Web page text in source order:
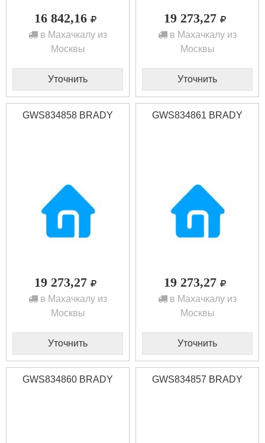
16 842,16
в Махачкалу из
Москвы
Уточнить
19 273,27
в Махачкалу из
Москвы
Уточнить
GWS834858 BRADY
19 273,27
в Махачкалу из
Москвы
Уточнить
GWS834861 BRADY
19 273,27
в Махачкалу из
Москвы
Уточнить
GWS834860 BRADY GWS834857 BRADY